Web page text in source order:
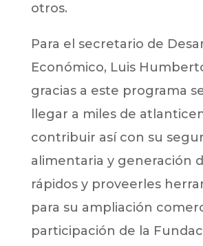
otros.
Para el secretario de
Económico, Luis
gracias a este programa
llegar a miles de
contribuir así con su
alimentaria y generación
rápidos y proveerles
para su ampliación
participación de la